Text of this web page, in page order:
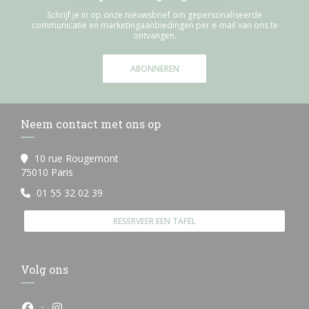
Schrijf je in op onze nieuwsbrief om gepersonaliseerde
communicatie en marketingaanbiedingen per e-mail van ons te
ontvangen.
ABONNEREN
Neem contact met ons op
10 rue Rougemont
75010 Paris
01 55 32 02 39
RESERVEER EEN TAFEL
Volg ons